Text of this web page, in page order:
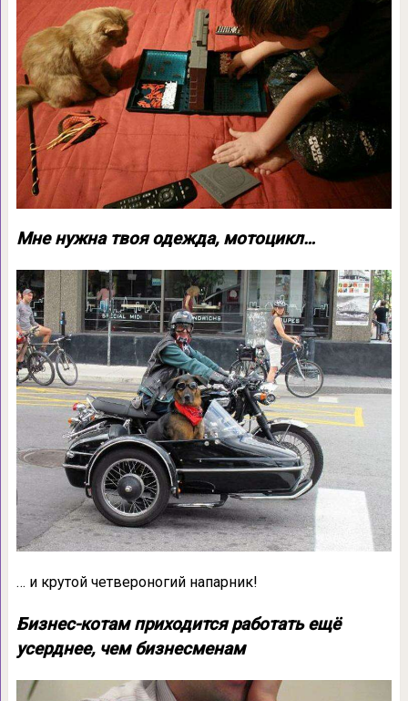
Мне нужна твоя одежда, мотоцикл…
… и крутой четвероногий напарник!
Бизнес-котам приходится работать ещё
усерднее, чем бизнесменам